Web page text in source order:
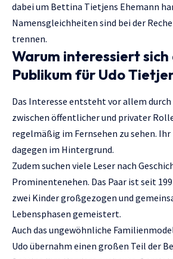
dabei um Bettina Tietjens Ehemann
Namensgleichheiten sind bei der
trennen.
Warum interessiert sich
Publikum für Udo
Das Interesse entsteht vor allem durch
zwischen öffentlicher und privater
regelmäßig im Fernsehen zu sehen.
dagegen im Hintergrund.
Zudem suchen viele Leser nach
Prominentenehen. Das Paar ist seit
zwei Kinder großgezogen und
Lebensphasen gemeistert.
Auch das ungewöhnliche
Udo übernahm einen großen Teil der